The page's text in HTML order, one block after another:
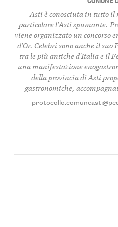
Asti è conosciuta in tutto
particolare l'Asti spumante.
viene organizzato un concorso
d'Or. Celebri sono anche il
tra le più antiche d'Italia e il
una manifestazione
della provincia di Asti
gastronomiche,